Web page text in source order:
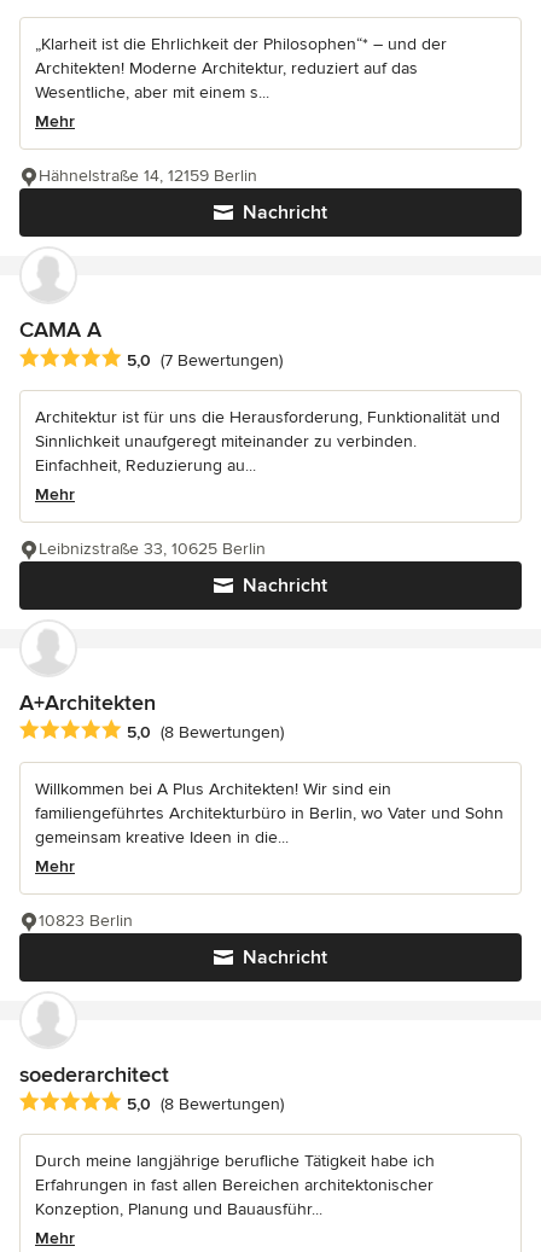
„Klarheit ist die Ehrlichkeit der Philosophen“* – und der
Architekten! Moderne Architektur, reduziert auf das
Wesentliche, aber mit einem s...
Mehr
Nachricht
Hähnelstraße 14, 12159 Berlin
CAMA A
Durchschnittliche Bewertung: 5 von 5 Sternen
5,0 (7 Bewertungen)
Architektur ist für uns die Herausforderung, Funktionalität und
Sinnlichkeit unaufgeregt miteinander zu verbinden.
Einfachheit, Reduzierung au...
Mehr
Nachricht
Leibnizstraße 33, 10625 Berlin
A+Architekten
Durchschnittliche Bewertung: 5 von 5 Sternen
5,0 (8 Bewertungen)
Willkommen bei A Plus Architekten! Wir sind ein
familiengeführtes Architekturbüro in Berlin, wo Vater und Sohn
gemeinsam kreative Ideen in die...
Mehr
Nachricht
10823 Berlin
soederarchitect
Durchschnittliche Bewertung: 5 von 5 Sternen
5,0 (8 Bewertungen)
Durch meine langjährige berufliche Tätigkeit habe ich
Erfahrungen in fast allen Bereichen architektonischer
Konzeption, Planung und Bauausführ...
Mehr